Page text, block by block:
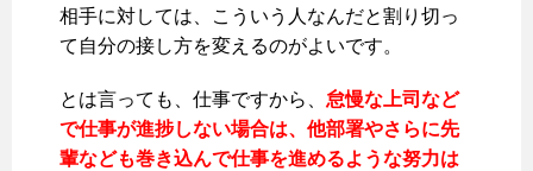
相手に対しては、こういう人なんだと割り切っ
て自分の接し方を変えるのがよいです。
とは言っても、仕事ですから、 怠慢な上司など
で仕事が進捗しない場合は、他部署やさらに先
輩なども巻き込んで仕事を進めるような努力は